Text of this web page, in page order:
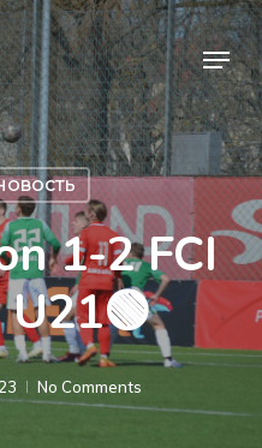
Menu
1-2 FCI
U21🟢
No Comments
Close
Menu